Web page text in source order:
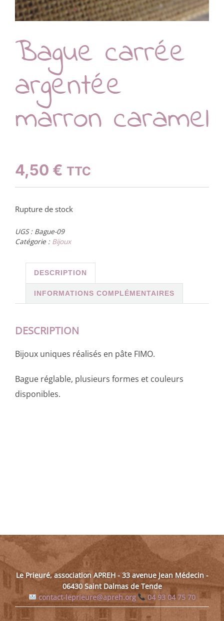
Bague carrée
argentée
marron caramel
4,50 € TTC
Rupture de stock
UGS : Bague-09
Catégorie : Bijoux
DESCRIPTION
INFORMATIONS COMPLÉMENTAIRES
DESCRIPTION
Bijoux uniques réalisés en pâte FIMO.
Bague réglable, plusieurs formes et couleurs
disponibles.
Le Prieuré, association APREH - 33 avenue Jean Médecin -
06430 Saint Dalmas de Tende
contact-leprieure@apreh.org
04 93 04 75 70